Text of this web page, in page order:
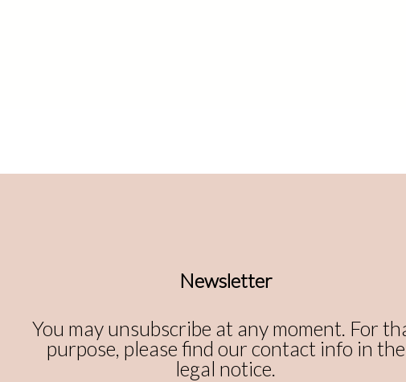
Newsletter
You may unsubscribe at any moment. For
purpose, please find our contact info in the
legal notice.